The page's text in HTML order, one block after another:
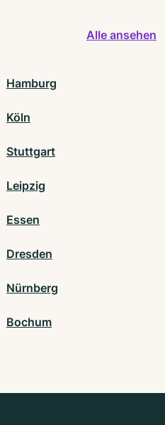
Alle ansehen
Hamburg
Köln
Stuttgart
Leipzig
Essen
Dresden
Nürnberg
Bochum